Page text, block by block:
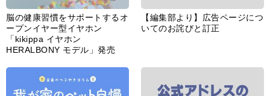
脳の健康習慣をサポートするオ
ープンイヤー型イヤホン
「kikippa イヤホン
HERALBONY モデル」発売
【編集部より】広告ページにつ
いてのお詫びと訂正